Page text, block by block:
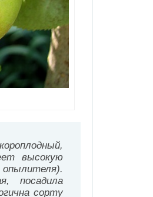
высокую
посадила
сорту